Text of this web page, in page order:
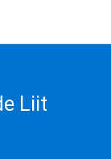
Liit